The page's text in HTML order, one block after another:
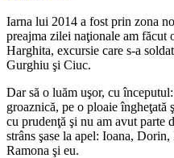
Iarna lui 2014 a fost prin zona
preajma zilei naţionale am făcut
Harghita, excursie care s-a
Gurghiu şi Ciuc.
Dar să o luăm uşor, cu
groaznică, pe o ploaie
cu prudenţă şi nu am avut parte
strâns şase la apel: Ioana,
Ramona şi eu.